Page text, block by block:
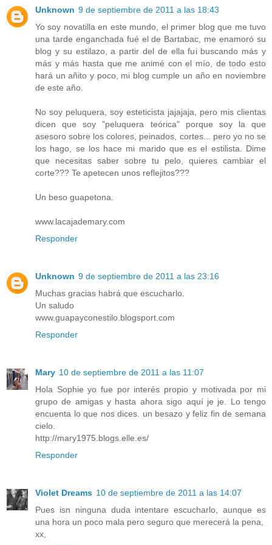
Unknown 9 de septiembre de 2011 a las 18:43
Yo soy novatilla en este mundo, el primer blog que me tuvo
una tarde enganchada fué el de Bartabac, me enamoró su
blog y su estilazo, a partir del de ella fui buscando más y
más y más hasta que me animé con el mío, de todo esto
hará un añito y poco, mi blog cumple un año en noviembre
de este año.
No soy peluquera, soy esteticista jajajaja, pero mis clientas
dicen que soy "peluquera teórica" porque soy la que
asesoro sobre los colores, peinados, cortes... pero yo no se
los hago, se los hace mi marido que es el estilista. Dime
que necesitas saber sobre tu pelo, quieres cambiar el
corte??? Te apetecen unos reflejitos???
Un beso guapetona.
www.lacajademary.com
Responder
Unknown 9 de septiembre de 2011 a las 23:16
Muchas gracias habrá que escucharlo.
Un saludo
www.guapayconestilo.blogsport.com
Responder
Mary 10 de septiembre de 2011 a las 11:07
Hola Sophie yo fue por interés propio y motivada por mi
grupo de amigas y hasta ahora sigo aquí je je. Lo tengo
encuenta lo que nos dices. un besazo y feliz fin de semana
cielo.
http://mary1975.blogs.elle.es/
Responder
Violet Dreams 10 de septiembre de 2011 a las 14:07
Pues isn ninguna duda intentare escucharlo, aunque es
una hora un poco mala pero seguro que merecerá la pena,
xx,